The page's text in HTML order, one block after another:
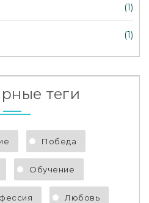
(1)
(1)
теги
Победа
Обучение
Любовь